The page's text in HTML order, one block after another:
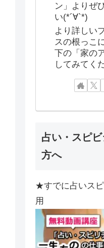
ン」よりぜ
い(*´∀`*)
より詳しい
スの根っこ
下の「家の
してみてく
占い・スピ
方へ
★すでに占いス
用